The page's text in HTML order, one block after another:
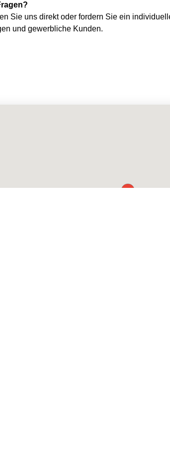
Sie uns direkt oder fordern Sie ein
und gewerbliche Kunden.